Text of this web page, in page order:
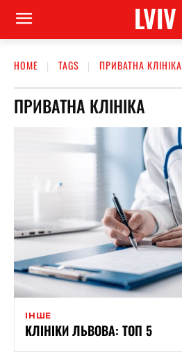
LVIV
HOME TAGS ПРИВАТНА КЛІНІКА
ПРИВАТНА КЛІНІКА
ІНШЕ
КЛІНІКИ ЛЬВОВА: ТОП 5